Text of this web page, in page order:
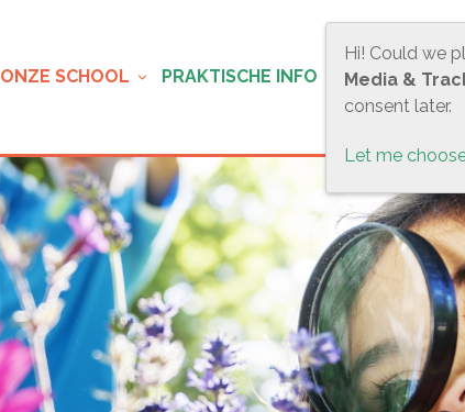
ONZE SCHOOL PRAKTISCHE INFO OUDERS
Hi! Could we
Media &
consent later.
Let me